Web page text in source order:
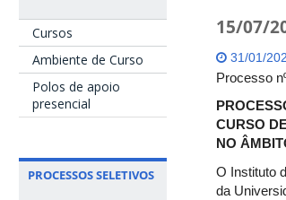
Cursos
Ambiente de Curso
Polos de apoio
presencial
PROCESSOS SELETIVOS
15/07/
31/01/
Processo
CURSO
NO
O Instituto
da